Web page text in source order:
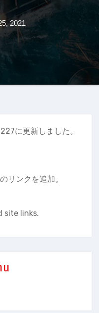
2021
に更新しました。
リンクを追加。
site links.